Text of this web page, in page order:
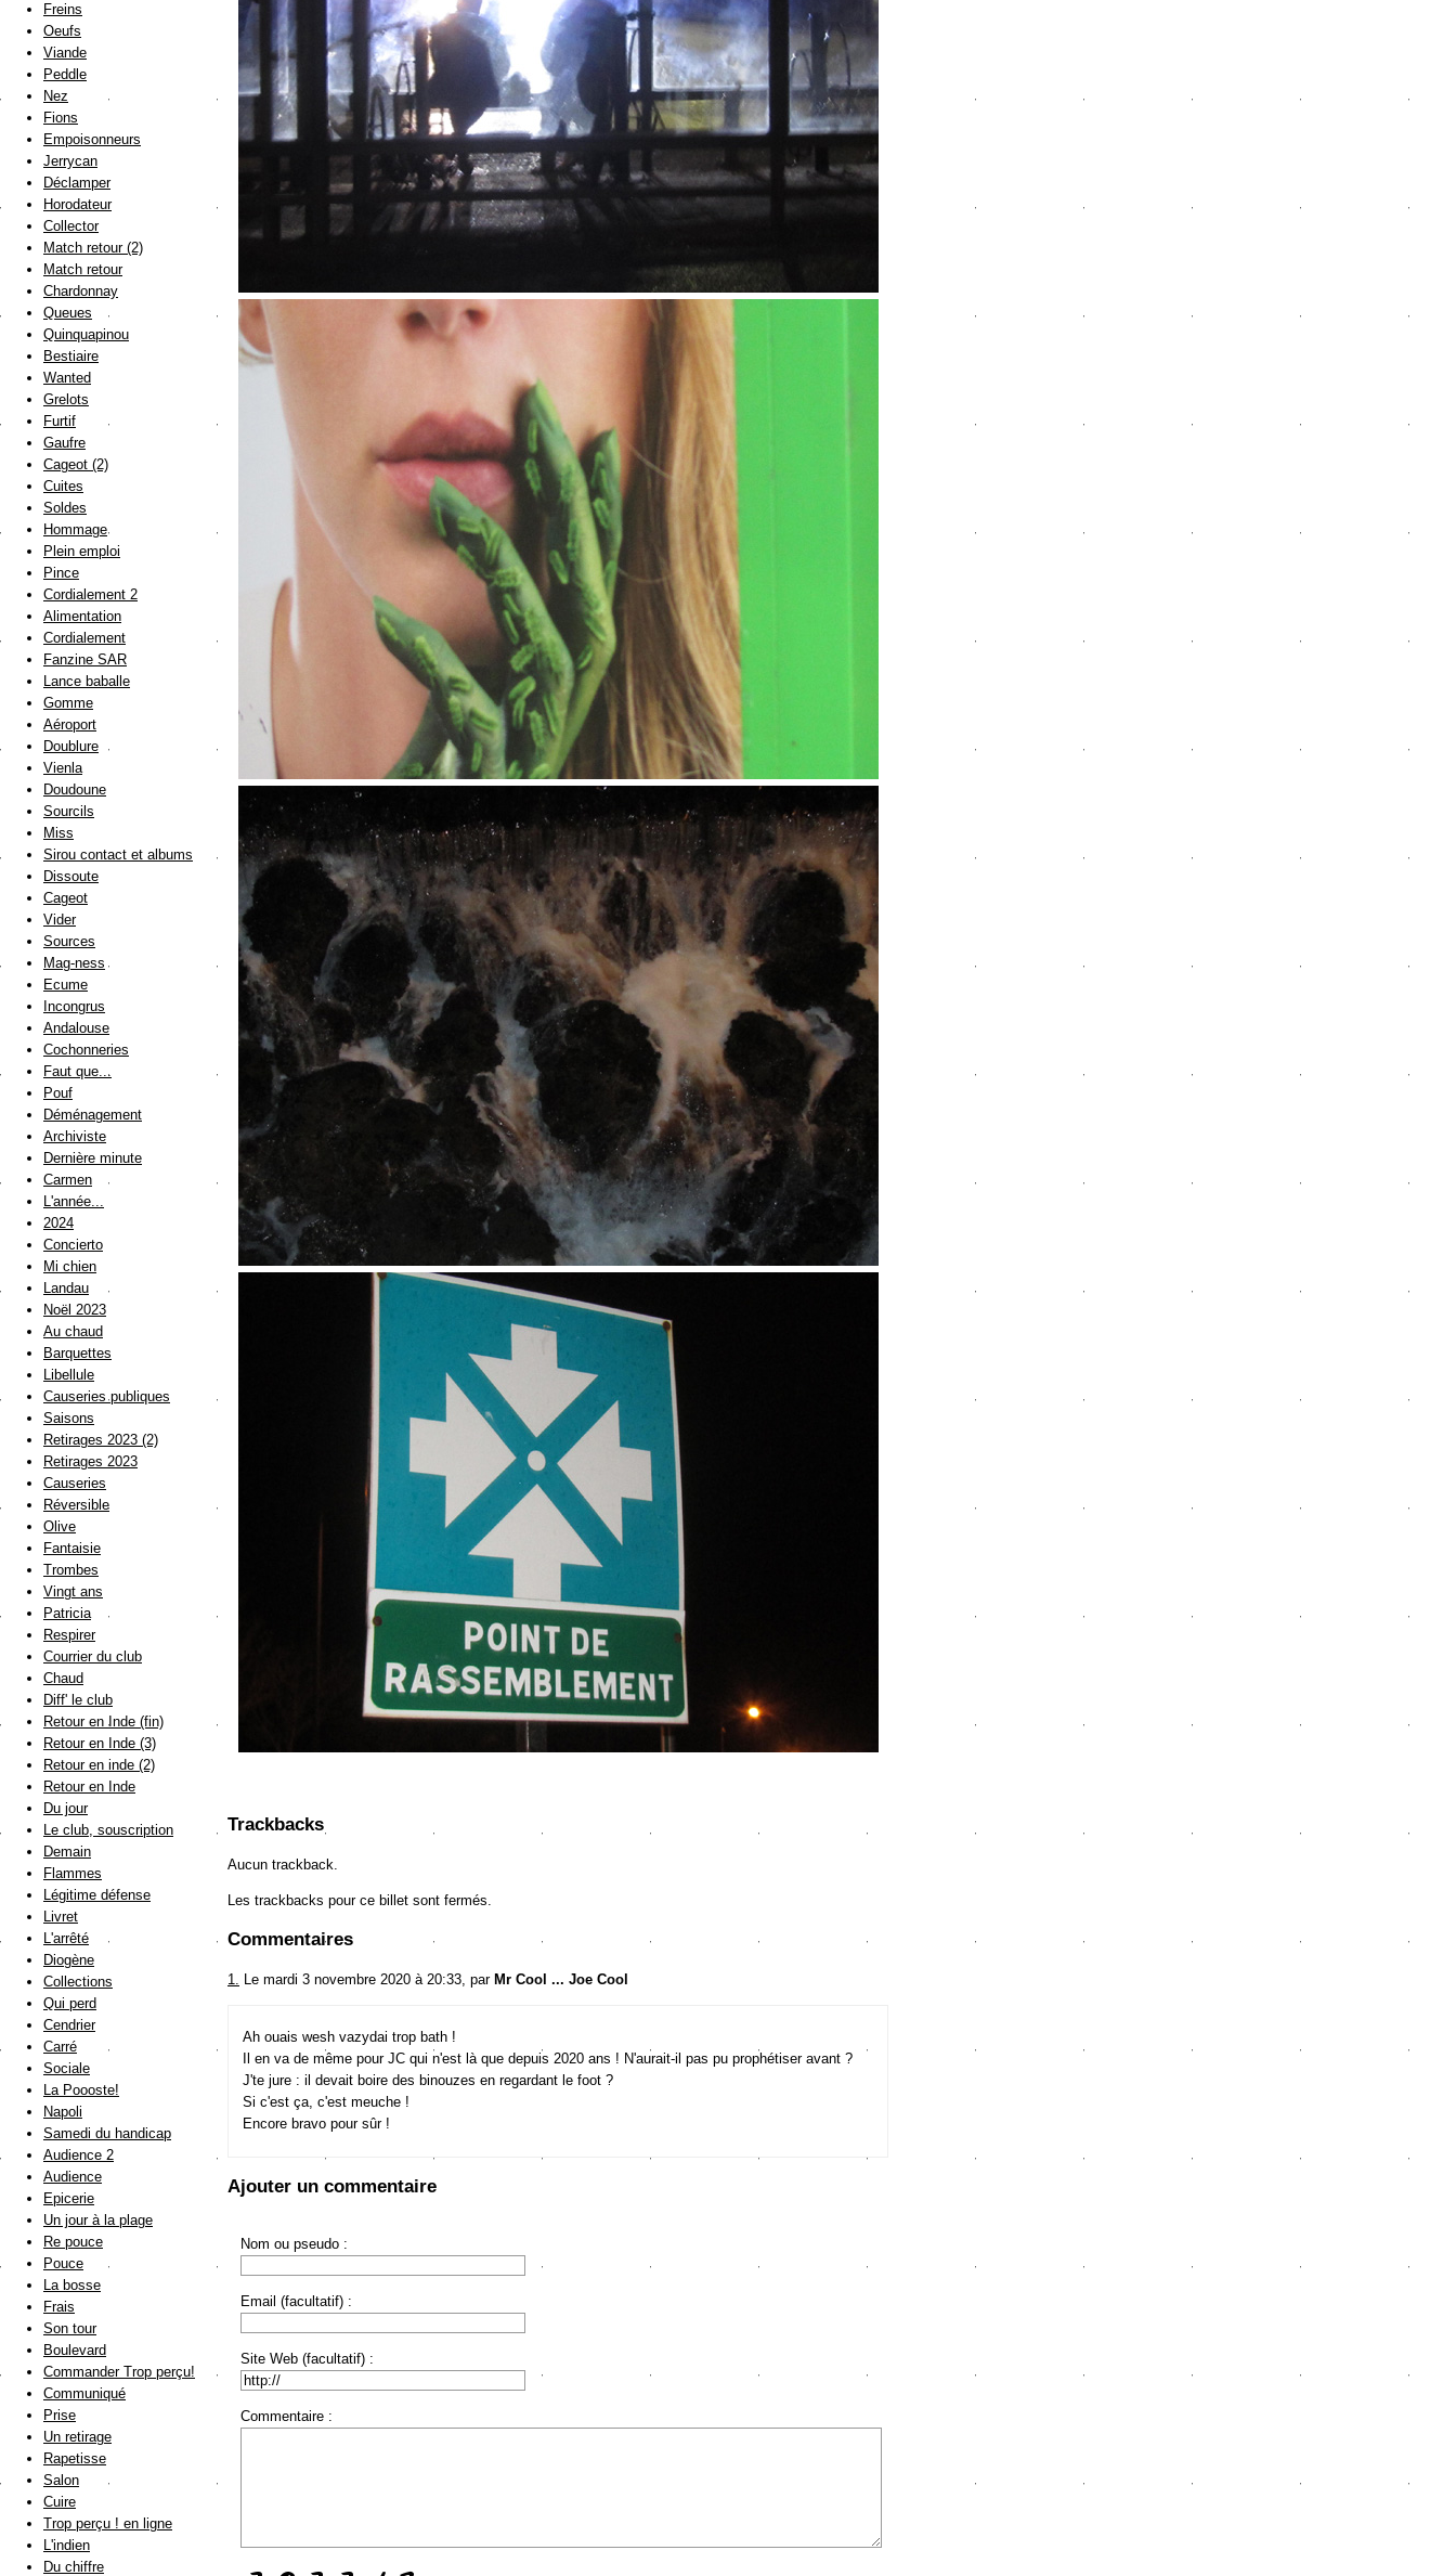
Trackbacks
Aucun trackback.
Les trackbacks pour ce billet sont fermés.
Commentaires
1. Le mardi 3 novembre 2020 à 20:33, par Mr Cool ... Joe Cool
Ah ouais wesh vazydai trop bath !
Il en va de même pour JC qui n'est là que depuis 2020 ans ! N'aurait-il pas pu prophétiser avant ?
J'te jure : il devait boire des binouzes en regardant le foot ?
Si c'est ça, c'est meuche !
Encore bravo pour sûr !
Ajouter un commentaire
Nom ou pseudo :
Email (facultatif) :
Site Web (facultatif) :
Commentaire :
Freins
Oeufs
Viande
Peddle
Nez
Fions
Empoisonneurs
Jerrycan
Déclamper
Horodateur
Collector
Match retour (2)
Match retour
Chardonnay
Queues
Quinquapinou
Bestiaire
Wanted
Grelots
Furtif
Gaufre
Cageot (2)
Cuites
Soldes
Hommage
Plein emploi
Pince
Cordialement 2
Alimentation
Cordialement
Fanzine SAR
Lance baballe
Gomme
Aéroport
Doublure
Vienla
Doudoune
Sourcils
Miss
Sirou contact et albums
Dissoute
Cageot
Vider
Sources
Mag-ness
Ecume
Incongrus
Andalouse
Cochonneries
Faut que...
Pouf
Déménagement
Archiviste
Dernière minute
Carmen
L'année...
2024
Concierto
Mi chien
Landau
Noël 2023
Au chaud
Barquettes
Libellule
Causeries publiques
Saisons
Retirages 2023 (2)
Retirages 2023
Causeries
Réversible
Olive
Fantaisie
Trombes
Vingt ans
Patricia
Respirer
Courrier du club
Chaud
Diff' le club
Retour en Inde (fin)
Retour en Inde (3)
Retour en inde (2)
Retour en Inde
Du jour
Le club, souscription
Demain
Flammes
Légitime défense
Livret
L'arrêté
Diogène
Collections
Qui perd
Cendrier
Carré
Sociale
La Poooste!
Napoli
Samedi du handicap
Audience 2
Audience
Epicerie
Un jour à la plage
Re pouce
Pouce
La bosse
Frais
Son tour
Boulevard
Commander Trop perçu!
Communiqué
Prise
Un retirage
Rapetisse
Salon
Cuire
Trop perçu ! en ligne
L'indien
Du chiffre